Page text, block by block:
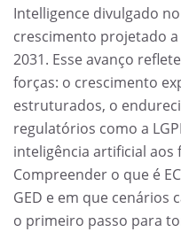
Intelligence divulgado
crescimento projetado a
2031. Esse avanço
forças: o crescimento
estruturados, o
regulatórios como a
inteligência artificial aos
Compreender o que é
GED e em que cenários
o primeiro passo para